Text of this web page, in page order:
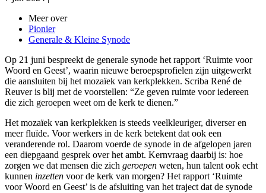
Meer over
Pionier
Generale & Kleine Synode
Op 21 juni bespreekt de generale synode het rapport ‘Ruimte voor
Woord en Geest’, waarin nieuwe beroepsprofielen zijn uitgewerkt
die aansluiten bij het mozaïek van kerkplekken. Scriba René de
Reuver is blij met de voorstellen: “Ze geven ruimte voor iedereen
die zich geroepen weet om de kerk te dienen.”
Het mozaïek van kerkplekken is steeds veelkleuriger, diverser en
meer fluïde. Voor werkers in de kerk betekent dat ook een
veranderende rol. Daarom voerde de synode in de afgelopen jaren
een diepgaand gesprek over het ambt. Kernvraag daarbij is: hoe
zorgen we dat mensen die zich geroepen weten, hun talent ook echt
kunnen inzetten voor de kerk van morgen? Het rapport ‘Ruimte
voor Woord en Geest’ is de afsluiting van het traject dat de synode